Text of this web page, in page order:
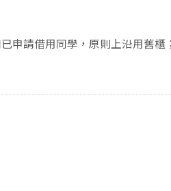
、
、112206038、112206044、
物櫃清理 務請本